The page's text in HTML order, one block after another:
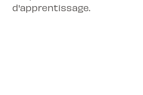
d'apprentissage.